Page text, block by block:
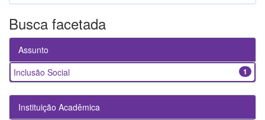
Busca facetada
Assunto
1
Inclusão Social
Instituição Acadêmica